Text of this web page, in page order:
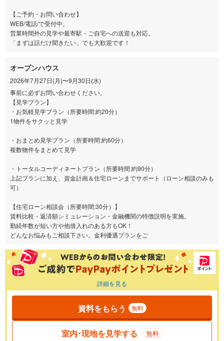
【ご予約・お問い合わせ】
WEB/電話/で受付中。
営業時間外の見学や最寄駅・ご自宅への送迎も対応。
「まずは話だけ聞きたい」でも大歓迎です！
オープンハウス
2026年7月27日(月)〜9月30日(水)
事前に必ずお問い合わせください。
【見学プラン】
・お気軽見学プラン（所要時間:約20分）
1物件をサクッと見学
・おまとめ見学プラン（所要時間:約60分）
複数物件をまとめて見学
・トータルコーディネートプラン（所要時間:約90分）
上記プランに加え、資金計画＆住宅ローンまでサポート（ローン相談のみも
可）
【住宅ローン相談会（所要時間:30分）】
賃料比較・返済額シミュレーション・金融機関の特徴説明を実施。
勤続年数が短い方や他借入れのある方もOK！
どんなお悩みもご相談下さい。金利優遇プランをご
詳細を見る
資料をもらう 無料
室内･現地を見学する 無料